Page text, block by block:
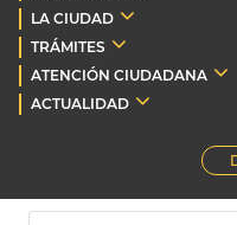
LA CIUDAD
TRÁMITES
ATENCIÓN CIUDADANA
ACTUALIDAD